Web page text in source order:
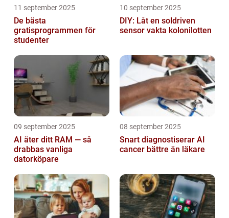
11 september 2025
De bästa
gratisprogrammen för
studenter
10 september 2025
DIY: Låt en soldriven
sensor vakta kolonilotten
09 september 2025
AI äter ditt RAM — så
drabbas vanliga
datorköpare
08 september 2025
Snart diagnostiserar AI
cancer bättre än läkare